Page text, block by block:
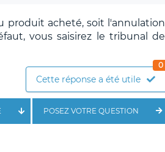
produit acheté, soit l'annulation
vous saisirez le tribunal de
Cette réponse a été utile
0
POSEZ VOTRE QUESTION